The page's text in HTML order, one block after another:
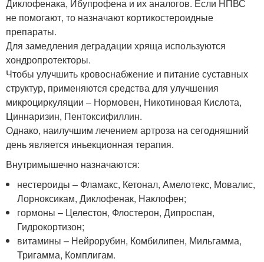
Диклофенака, Ибупрофена и их аналогов. Если НПВС
не помогают, то назначают кортикостероидные
препараты.
Для замедления деградации хряща используются
хондропротекторы.
Чтобы улучшить кровоснабжение и питание суставных
структур, применяются средства для улучшения
микроциркуляции – Нормовен, Никотиновая Кислота,
Циннаризин, Пентоксифиллин.
Однако, наилучшим лечением артроза на сегодняшний
день является иньекционная терапия.
Внутримышечно назначаются:
нестероиды – Фламакс, Кетонал, Амелотекс, Мовалис,
Лорноксикам, Диклофенак, Наклофен;
гормоны – Целестон, Флостерон, Дипроспан,
Гидрокортизон;
витамины – Нейрорубин, Комбилипен, Мильгамма,
Тригамма, Комплигам.